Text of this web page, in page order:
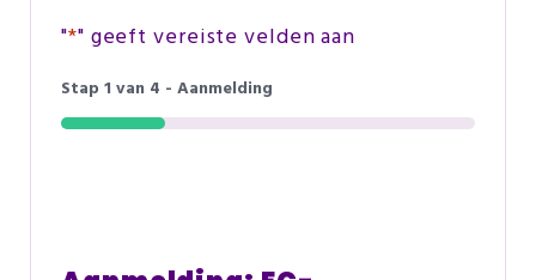
"*" geeft vereiste velden aan
Stap 1 van 4 - Aanmelding
25%